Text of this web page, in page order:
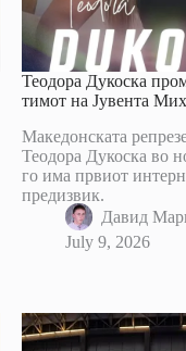
Теодора Дукоска
тимот на Јувента
Македонската
Теодора Дукоска во
го има првиот
предизвик.
Давид
July 9, 2026